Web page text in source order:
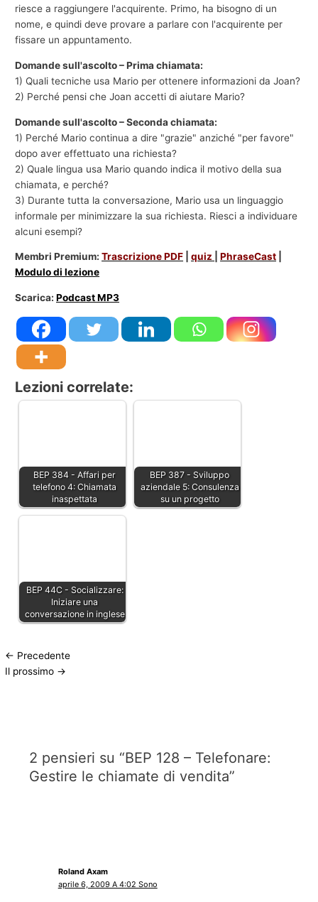
riesce a raggiungere l'acquirente. Primo, ha bisogno di un
nome, e quindi deve provare a parlare con l'acquirente per
fissare un appuntamento.
Domande sull'ascolto – Prima chiamata:
1) Quali tecniche usa Mario per ottenere informazioni da Joan?
2) Perché pensi che Joan accetti di aiutare Mario?
Domande sull'ascolto – Seconda chiamata:
1) Perché Mario continua a dire "grazie" anziché "per favore"
dopo aver effettuato una richiesta?
2) Quale lingua usa Mario quando indica il motivo della sua
chiamata, e perché?
3) Durante tutta la conversazione, Mario usa un linguaggio
informale per minimizzare la sua richiesta. Riesci a individuare
alcuni esempi?
Membri Premium:Trascrizione PDF |quiz |PhraseCast
Modulo di lezione
Scarica:Podcast MP3
Lezioni correlate:
BEP 384 - Affari per
telefono 4: Chiamata
inaspettata
BEP 387 - Sviluppo
aziendale 5: Consulenza
su un progetto
BEP 44C - Socializzare:
Iniziare una
conversazione in inglese
← Precedente
Il prossimo →
2 pensieri su “BEP 128 – Telefonare:
Gestire le chiamate di vendita”
Roland Axam
aprile 6, 2009 A 4:02 Sono